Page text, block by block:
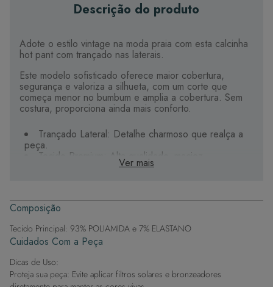
Descrição do produto
Adote o estilo vintage na moda praia com esta calcinha
hot pant com trançado nas laterais.
Este modelo sofisticado oferece maior cobertura,
segurança e valoriza a silhueta, com um corte que
começa menor no bumbum e amplia a cobertura. Sem
costura, proporciona ainda mais conforto.
Trançado Lateral: Detalhe charmoso que realça a
peça.
Tecido Premium: Alta qualidade, maciez,
durabilidade e secagem rápida. O forro é duplo, feito
interna, proporcionando ainda mais conforto.
Exclusividade: Detalhes personalizados que tornam
sua peça única.
A escolha certa para aproveitar o calor com beleza e
bem-estar.
Ver mais
Composição
Tecido Principal: 93% POLIAMIDA e 7% ELASTANO
Cuidados Com a Peça
Dicas de Uso:
Proteja sua peça: Evite aplicar filtros solares e bronzeadores